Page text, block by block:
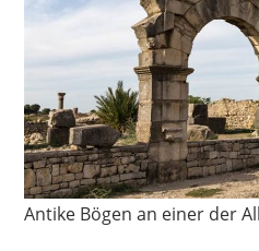
Antike Bögen an einer der